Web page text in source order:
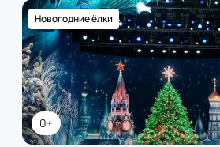
0+
Новогодние ёлки